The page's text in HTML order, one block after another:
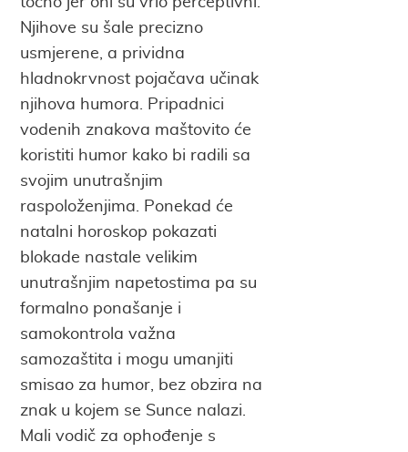
Njihove su šale precizno
usmjerene, a prividna
hladnokrvnost pojačava učinak
njihova humora. Pripadnici
vodenih znakova maštovito će
koristiti humor kako bi radili sa
svojim unutrašnjim
raspoloženjima. Ponekad će
natalni horoskop pokazati
blokade nastale velikim
unutrašnjim napetostima pa su
formalno ponašanje i
samokontrola važna
samozaštita i mogu umanjiti
smisao za humor, bez obzira na
znak u kojem se Sunce nalazi.
Mali vodič za ophođenje s